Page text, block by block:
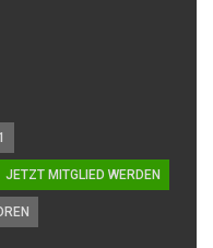
JETZT MITGLIED WERDEN